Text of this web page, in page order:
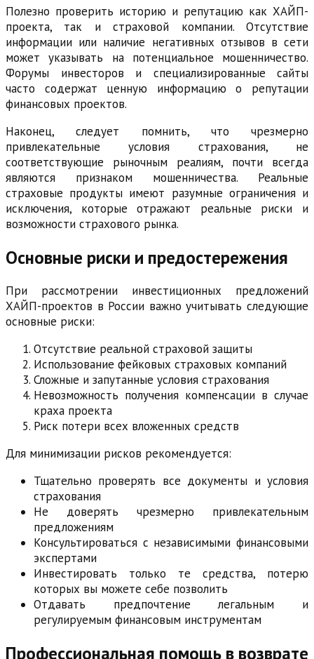
Полезно проверить историю и репутацию как ХАЙП-
проекта, так и страховой компании. Отсутствие
информации или наличие негативных отзывов в сети
может указывать на потенциальное мошенничество.
Форумы инвесторов и специализированные сайты
часто содержат ценную информацию о репутации
финансовых проектов.
Наконец, следует помнить, что чрезмерно
привлекательные условия страхования, не
соответствующие рыночным реалиям, почти всегда
являются признаком мошенничества. Реальные
страховые продукты имеют разумные ограничения и
исключения, которые отражают реальные риски и
возможности страхового рынка.
Основные риски и предостережения
При рассмотрении инвестиционных предложений
ХАЙП-проектов в России важно учитывать следующие
основные риски:
Отсутствие реальной страховой защиты
Использование фейковых страховых компаний
Сложные и запутанные условия страхования
Невозможность получения компенсации в случае
краха проекта
Риск потери всех вложенных средств
Для минимизации рисков рекомендуется:
Тщательно проверять все документы и условия
страхования
Не доверять чрезмерно привлекательным
предложениям
Консультироваться с независимыми финансовыми
экспертами
Инвестировать только те средства, потерю
которых вы можете себе позволить
Отдавать предпочтение легальным и
регулируемым финансовым инструментам
Профессиональная помощь в возврате